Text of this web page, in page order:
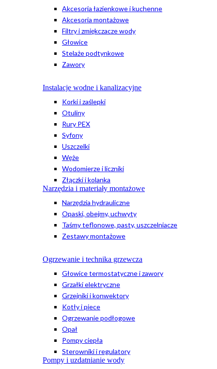
Akcesoria łazienkowe i kuchenne
Akcesoria montażowe
Filtry i zmiękczacze wody
Głowice
Stelaże podtynkowe
Zawory
Instalacje wodne i kanalizacyjne
Korki i zaślepki
Otuliny
Rury PEX
Syfony
Uszczelki
Węże
Wodomierze i liczniki
Złączki i kolanka
Narzędzia i materiały montażowe
Narzędzia hydrauliczne
Opaski, obejmy, uchwyty
Taśmy teflonowe, pasty, uszczelniacze
Zestawy montażowe
Ogrzewanie i technika grzewcza
Głowice termostatyczne i zawory
Grzałki elektryczne
Grzejniki i konwektory
Kotły i piece
Ogrzewanie podłogowe
Opał
Pompy ciepła
Sterowniki i regulatory
Pompy i uzdatnianie wody